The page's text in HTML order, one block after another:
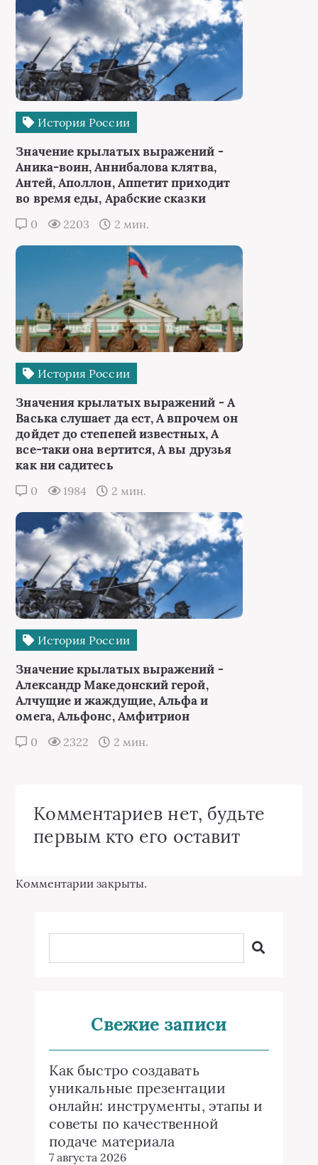
История России
Значение крылатых выражений -
Аника-воин, Аннибалова клятва,
Антей, Аполлон, Аппетит приходит
во время еды, Арабские сказки
0 2203 2 мин.
История России
Значения крылатых выражений - А
Васька слушает да ест, А впрочем он
дойдет до степепей известных, А
все-таки она вертится, А вы друзья
как ни садитесь
0 1984 2 мин.
История России
Значение крылатых выражений -
Александр Македонский герой,
Алчущие и жаждущие, Альфа и
омега, Альфонс, Амфитрион
0 2322 2 мин.
Комментариев нет, будьте
первым кто его оставит
Комментарии закрыты.
Свежие записи
Как быстро создавать
уникальные презентации
онлайн: инструменты, этапы и
советы по качественной
подаче материала
7 августа 2026